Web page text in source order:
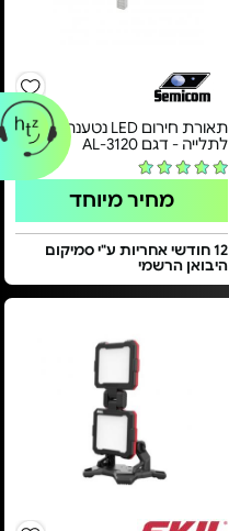
תאורת חירום LED נטענת
לתלייה - דגם AL-3120
מחיר מיוחד
12 חודשי אחריות ע"י סמיקום
היבואן הרשמי